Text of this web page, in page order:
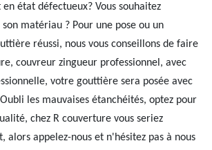
état défectueux? Vous souhaitez
matériau ? Pour une pose ou un
réussi, nous vous conseillons de faire
couvreur zingueur professionnel, avec
votre gouttière sera posée avec
les mauvaises étanchéités, optez pour
chez R couverture vous seriez
alors appelez-nous et n'hésitez pas à nous